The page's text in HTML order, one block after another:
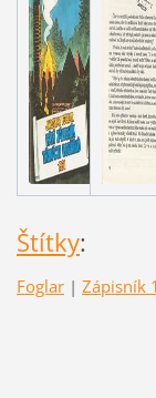
Štítky:
Foglar | Zápisník